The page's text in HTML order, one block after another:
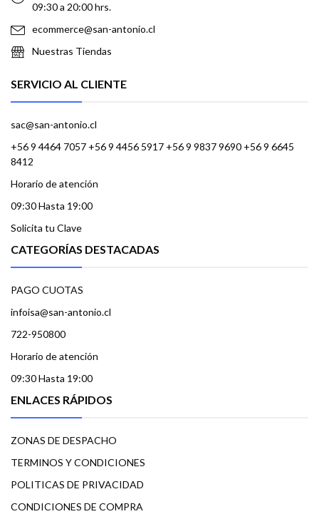
09:30 a 20:00 hrs.
ecommerce@san-antonio.cl
Nuestras Tiendas
SERVICIO AL CLIENTE
sac@san-antonio.cl
+56 9 4464 7057 +56 9 4456 5917 +56 9 9837 9690 +56 9 6645
8412
Horario de atención
09:30 Hasta 19:00
Solicita tu Clave
CATEGORÍAS DESTACADAS
PAGO CUOTAS
infoisa@san-antonio.cl
722-950800
Horario de atención
09:30 Hasta 19:00
ENLACES RÁPIDOS
ZONAS DE DESPACHO
TERMINOS Y CONDICIONES
POLITICAS DE PRIVACIDAD
CONDICIONES DE COMPRA